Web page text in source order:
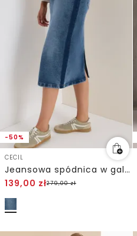
-50%
CECIL
Jeansowa spódnica w galonowe paski
139,00 zł279,00zł